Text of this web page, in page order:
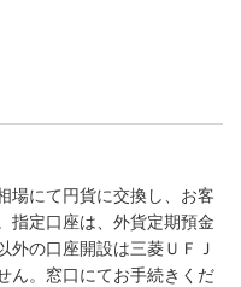
場にて円貨に交換し、お客
指定口座は、外貨定期預金
外の口座開設は三菱ＵＦＪ
ん。窓口にてお手続きくだ